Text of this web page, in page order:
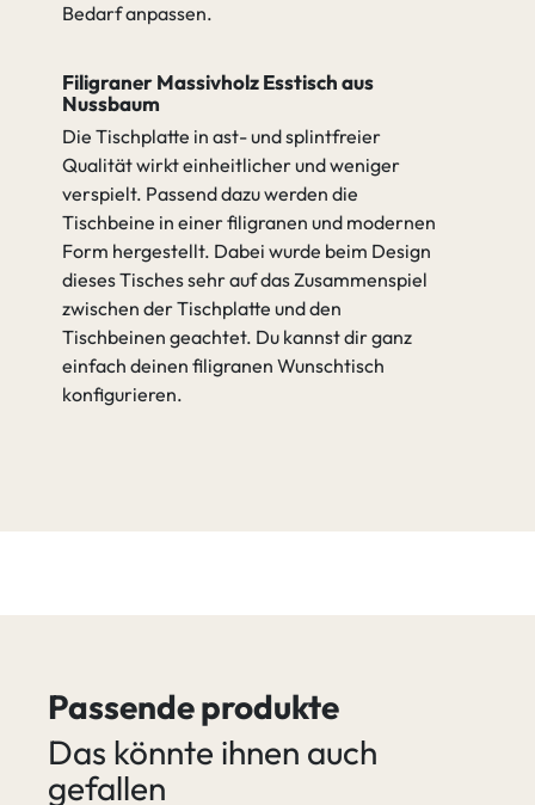
Bedarf anpassen.
Filigraner Massivholz Esstisch aus
Nussbaum
Die Tischplatte in ast- und splintfreier
Qualität wirkt einheitlicher und weniger
verspielt. Passend dazu werden die
Tischbeine in einer filigranen und modernen
Form hergestellt. Dabei wurde beim Design
dieses Tisches sehr auf das Zusammenspiel
zwischen der Tischplatte und den
Tischbeinen geachtet. Du kannst dir ganz
einfach deinen filigranen Wunschtisch
konfigurieren.
Passende produkte
Das könnte ihnen auch
gefallen